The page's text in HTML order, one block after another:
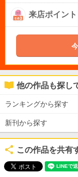
来店ポイント
他の作品も探し
ランキングから探す
新刊から探す
この作品を共有